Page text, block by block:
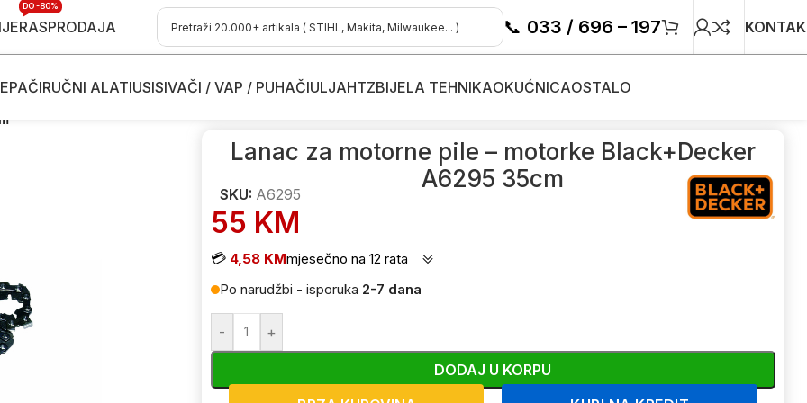
RASPRODAJA
DO -80%
📞 033 / 696 – 197
RUČNI ALATIUSISIVAČI / VAP / PUHAČIULJAHTZBIJELA TEHNIKAOKUĆNICAOSTALO
Dodaci i potrošni materijal za pile za drva - motorke
Lanac za motorne pile – motorke Black+Decker
A6295 35cm
SKU: A6295
55 KM
💳 4,58 KMmjesečno na 12 rata
Po narudžbi - isporuka 2-7 dana
- +
DODAJ U KORPU